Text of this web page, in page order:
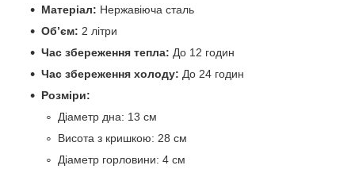
Матеріал: Нержавіюча сталь
Об’єм: 2 літри
Час збереження тепла: До 12 годин
Час збереження холоду: До 24 годин
Розміри:
Діаметр дна: 13 см
Висота з кришкою: 28 см
Діаметр горловини: 4 см